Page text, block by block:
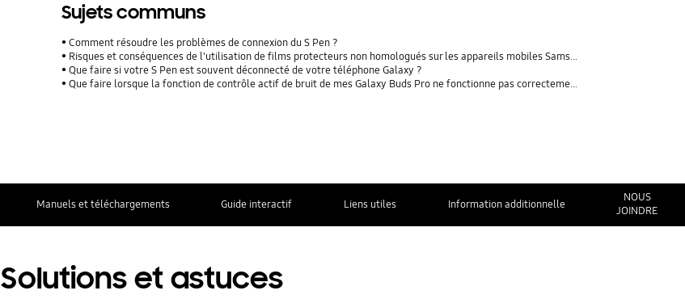
Sujets communs
Comment résoudre les problèmes de connexion du S Pen ?
Risques et conséquences de l'utilisation de films protecteurs non homologués sur les appareils mobiles Samsung Galaxy
Que faire si votre S Pen est souvent déconnecté de votre téléphone Galaxy ?
Que faire lorsque la fonction de contrôle actif de bruit de mes Galaxy Buds Pro ne fonctionne pas correctement
Manuels et téléchargements Guide interactif Liens utiles Information additionnelle
NOUS
JOINDRE
Solutions et astuces